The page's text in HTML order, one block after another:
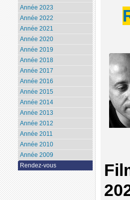
Année 2023
Année 2022
Année 2021
Année 2020
Année 2019
Année 2018
Année 2017
Année 2016
Année 2015
Année 2014
Année 2013
Année 2012
Année 2011
Année 2010
Année 2009
Rendez-vous